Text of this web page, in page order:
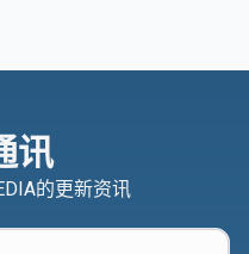
讯
的更新资讯